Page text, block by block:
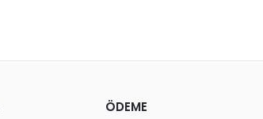
ÖDEME